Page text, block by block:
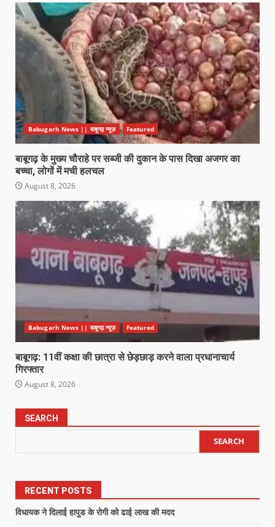
Babugarh News || बाबूगढ़ न्यूज़ Featured
बाबूगढ़ के मुख्य चौराहे पर सब्जी की दुकान के पास दिखा अजगर का
बच्चा, लोगों में मची हलचल
August 8, 2026
Babugarh News || बाबूगढ़ न्यूज़ Featured
बाबूगढ़: 11वीं कक्षा की छात्रा से छेड़छाड़ करने वाला प्रधानाचार्य
गिरफ्तार
August 8, 2026
SEARCH
SEARCH
RECENT POSTS
विधायक ने दिलाई हापुड के रोगी को ढाई लाख की मदद